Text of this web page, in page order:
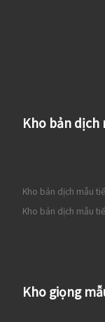
Kho bản dịch
Kho bản dịch mẫu
Kho bản dịch mẫu
Kho giọng